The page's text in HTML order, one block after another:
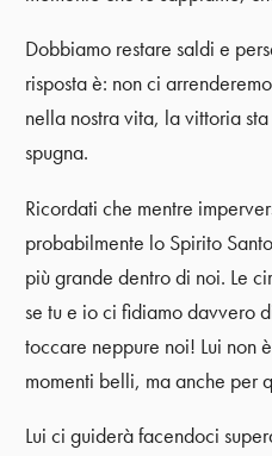
Dobbiamo restare saldi e
risposta è: non ci
nella nostra vita, la vittoria
spugna.
Ricordati che mentre
probabilmente lo Spirito
più grande dentro di noi. Le
se tu e io ci fidiamo davvero
toccare neppure noi! Lui non
momenti belli, ma anche per
Lui ci guiderà facendoci